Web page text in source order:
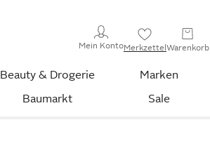
Mein KontoMerkzettelWarenkorb
Beauty & Drogerie
Marken
Baumarkt Sale